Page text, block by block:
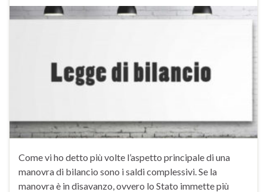
Come vi ho detto più volte l’aspetto principale di una
manovra di bilancio sono i saldi complessivi. Se la
manovra è in disavanzo, ovvero lo Stato immette più